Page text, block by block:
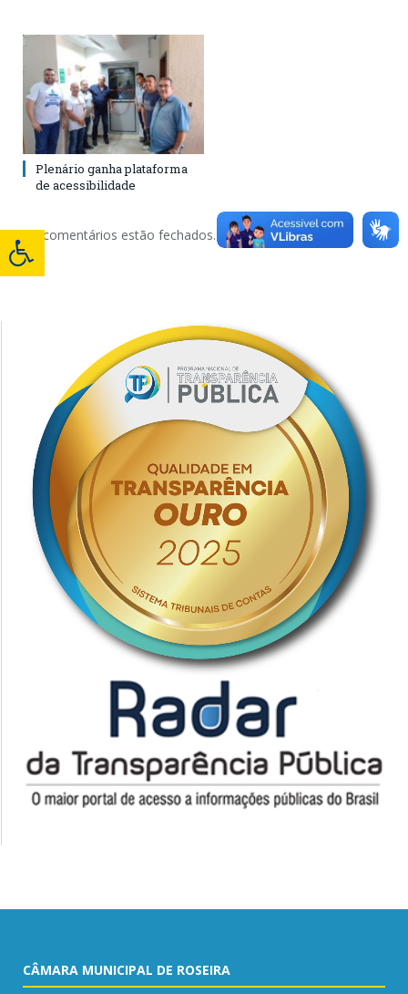
Plenário ganha plataforma
de acessibilidade
Os comentários estão fechados.
CÂMARA MUNICIPAL DE ROSEIRA